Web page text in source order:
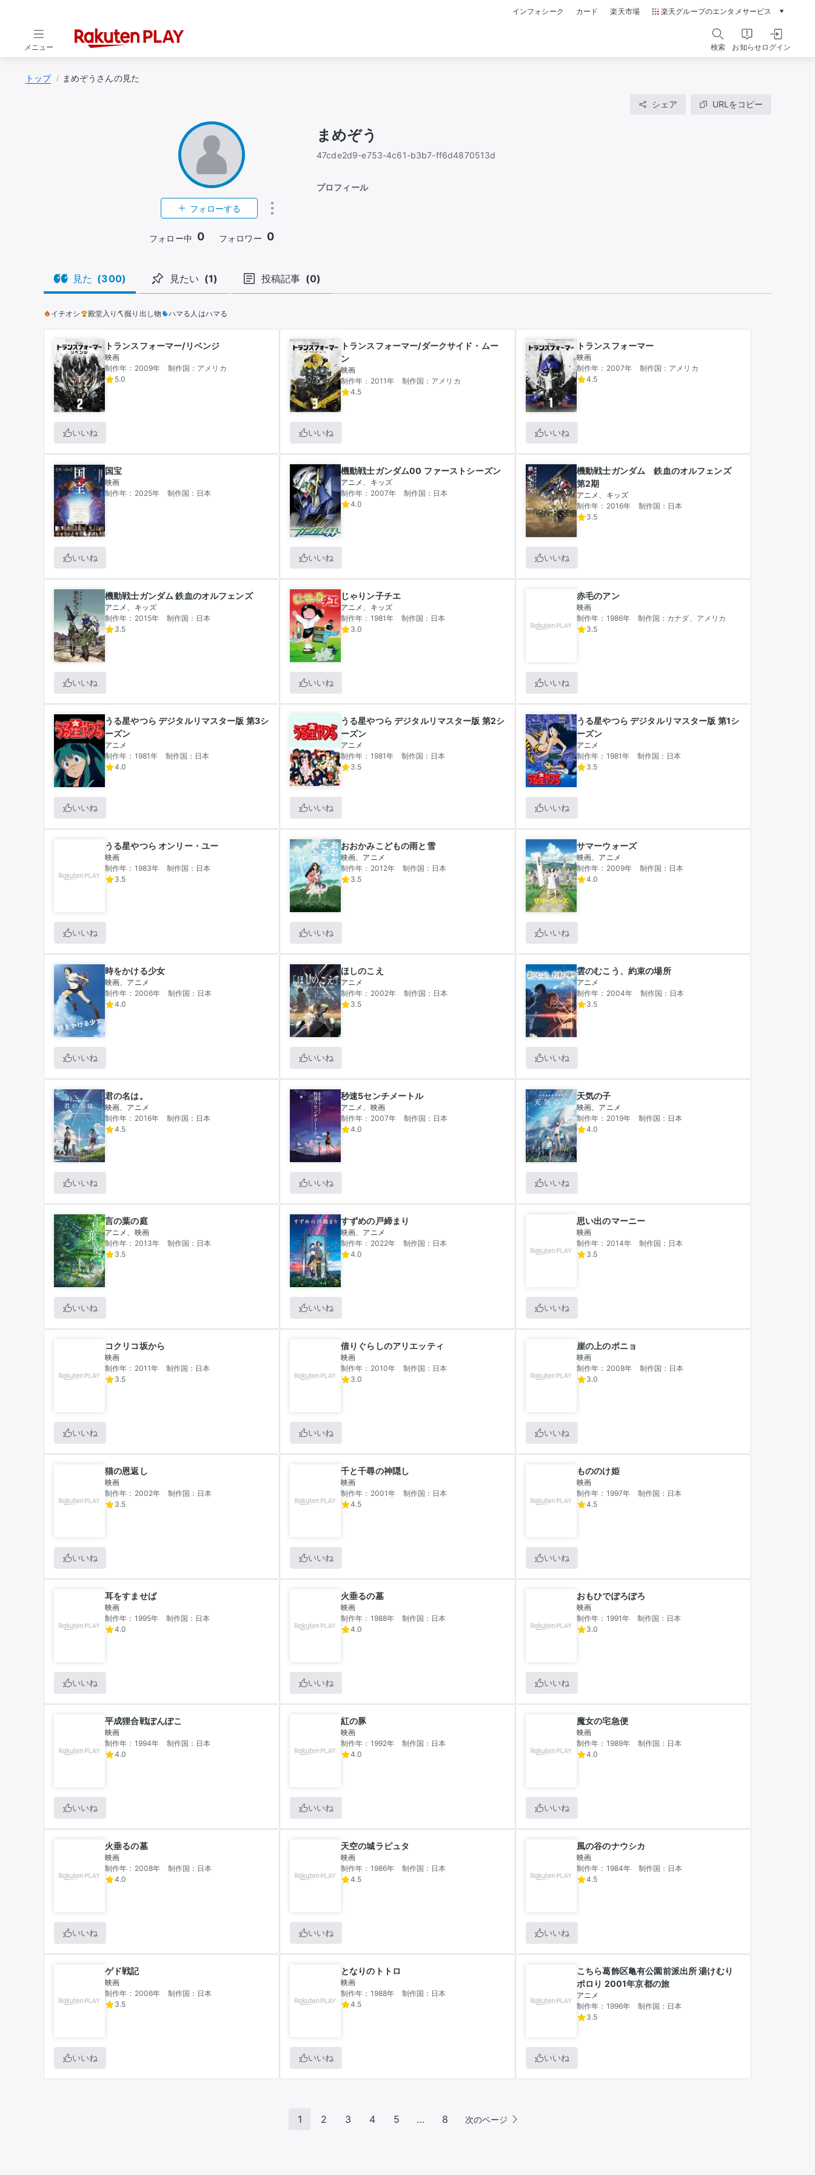
インフォシーク カード 楽天市場 楽天グループのエンタメサービス
本/ゲーム/CD/DVD
動画配信ガイド
Rakuten PLAY
メニュー 検索 お知らせログイン
トップ まめぞうさんの見た
シェア URLをコピー
フォローする
フォロー中 0 フォロワー 0
まめぞう
47cde2d9-e753-4c61-b3b7-ff6d4870513d
プロフィール
見た (300) 見たい (1) 投稿記事 (0)
イチオシ 殿堂入り 掘り出し物 ハマる人はハマる
トランスフォーマー/リベンジ
映画
制作年：2009年
制作国：アメリカ
5.0
いいね
トランスフォーマー/ダークサイド・ムー
ン
映画
制作年：2011年
制作国：アメリカ
4.5
いいね
トランスフォーマー
映画
制作年：2007年
制作国：アメリカ
4.5
いいね
国宝
映画
制作年：2025年
制作国：日本
いいね
機動戦士ガンダム00 ファーストシーズン
アニメ、キッズ
制作年：2007年
制作国：日本
4.0
いいね
機動戦士ガンダム 鉄血のオルフェンズ
第2期
アニメ、キッズ
制作年：2016年
制作国：日本
3.5
いいね
機動戦士ガンダム 鉄血のオルフェンズ
アニメ、キッズ
制作年：2015年
制作国：日本
3.5
いいね
じゃりン子チエ
アニメ、キッズ
制作年：1981年
制作国：日本
3.0
いいね
赤毛のアン
映画
制作年：1986年
制作国：カナダ、アメリカ
3.5
いいね
うる星やつら デジタルリマスター版 第3シ
ーズン
アニメ
制作年：1981年
制作国：日本
4.0
いいね
うる星やつら デジタルリマスター版 第2シ
ーズン
アニメ
制作年：1981年
制作国：日本
3.5
いいね
うる星やつら デジタルリマスター版 第1シ
ーズン
アニメ
制作年：1981年
制作国：日本
3.5
いいね
うる星やつら オンリー・ユー
映画
制作年：1983年
制作国：日本
3.5
いいね
おおかみこどもの雨と雪
映画、アニメ
制作年：2012年
制作国：日本
3.5
いいね
サマーウォーズ
映画、アニメ
制作年：2009年
制作国：日本
4.0
いいね
時をかける少女
映画、アニメ
制作年：2006年
制作国：日本
4.0
いいね
ほしのこえ
アニメ
制作年：2002年
制作国：日本
3.5
いいね
雲のむこう、約束の場所
アニメ
制作年：2004年
制作国：日本
3.5
いいね
君の名は。
映画、アニメ
制作年：2016年
制作国：日本
4.5
いいね
秒速5センチメートル
アニメ、映画
制作年：2007年
制作国：日本
4.0
いいね
天気の子
映画、アニメ
制作年：2019年
制作国：日本
4.0
いいね
言の葉の庭
アニメ、映画
制作年：2013年
制作国：日本
3.5
いいね
すずめの戸締まり
映画、アニメ
制作年：2022年
制作国：日本
4.0
いいね
思い出のマーニー
映画
制作年：2014年
制作国：日本
3.5
いいね
コクリコ坂から
映画
制作年：2011年
制作国：日本
3.5
いいね
借りぐらしのアリエッティ
映画
制作年：2010年
制作国：日本
3.0
いいね
崖の上のポニョ
映画
制作年：2008年
制作国：日本
3.0
いいね
猫の恩返し
映画
制作年：2002年
制作国：日本
3.5
いいね
千と千尋の神隠し
映画
制作年：2001年
制作国：日本
4.5
いいね
もののけ姫
映画
制作年：1997年
制作国：日本
4.5
いいね
耳をすませば
映画
制作年：1995年
制作国：日本
4.0
いいね
火垂るの墓
映画
制作年：1988年
制作国：日本
4.0
いいね
おもひでぽろぽろ
映画
制作年：1991年
制作国：日本
3.0
いいね
平成狸合戦ぽんぽこ
映画
制作年：1994年
制作国：日本
4.0
いいね
紅の豚
映画
制作年：1992年
制作国：日本
4.0
いいね
魔女の宅急便
映画
制作年：1989年
制作国：日本
4.0
いいね
火垂るの墓
映画
制作年：2008年
制作国：日本
4.0
いいね
天空の城ラピュタ
映画
制作年：1986年
制作国：日本
4.5
いいね
風の谷のナウシカ
映画
制作年：1984年
制作国：日本
4.5
いいね
ゲド戦記
映画
制作年：2006年
制作国：日本
3.5
いいね
となりのトトロ
映画
制作年：1988年
制作国：日本
4.5
いいね
こちら葛飾区亀有公園前派出所 湯けむり
ポロり 2001年京都の旅
アニメ
制作年：1996年
制作国：日本
3.5
いいね
1 2 3 4 5 … 8 次のページ